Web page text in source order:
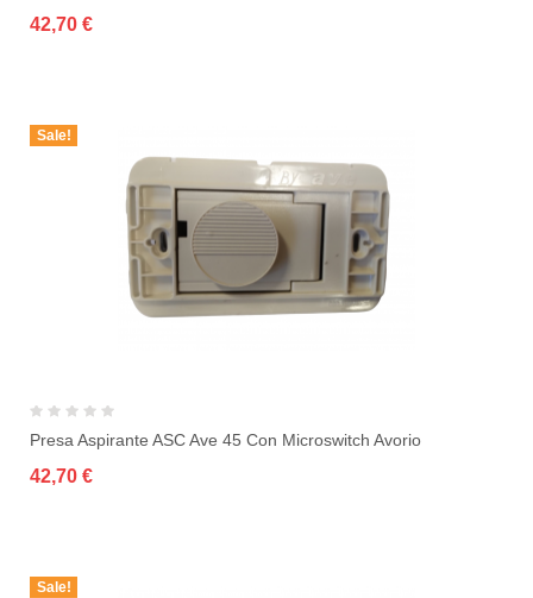
42,70 €
Sale!
Presa Aspirante ASC Ave 45 Con Microswitch Avorio
42,70 €
Sale!